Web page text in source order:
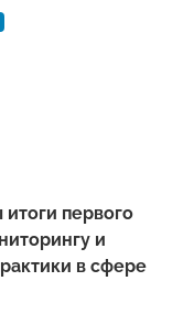
первого
и
в сфере